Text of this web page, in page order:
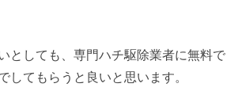
としても、専門ハチ駆除業者に無料で
してもらうと良いと思います。